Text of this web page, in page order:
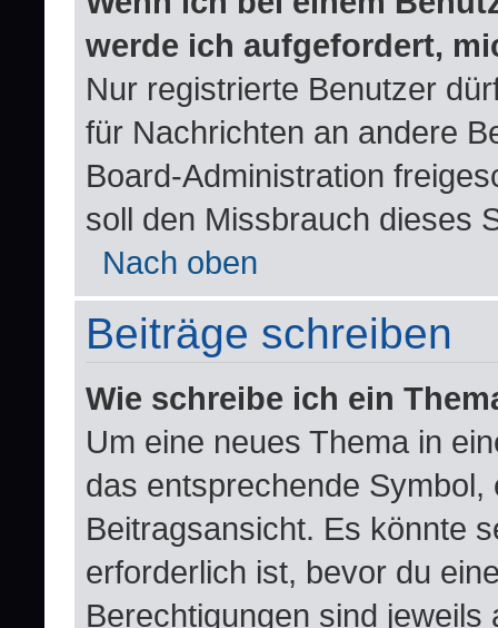
werde ich aufgefordert,
Nur registrierte Benutzer
für Nachrichten an andere
Board-Administration
soll den Missbrauch dieses
Nach oben
Beiträge schreiben
Wie schreibe ich ein
Um eine neues Thema in
das entsprechende
Beitragsansicht. Es könnte
erforderlich ist, bevor du
Berechtigungen sind